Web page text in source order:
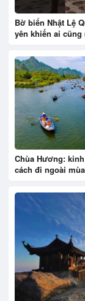
Bờ biển Nhật Lệ
yên khiến ai
Chùa Hương:
cách đi ngoài